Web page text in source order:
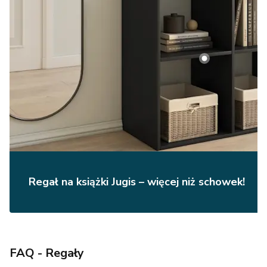
Regał na książki Jugis – więcej niż schowek!
FAQ - Regały